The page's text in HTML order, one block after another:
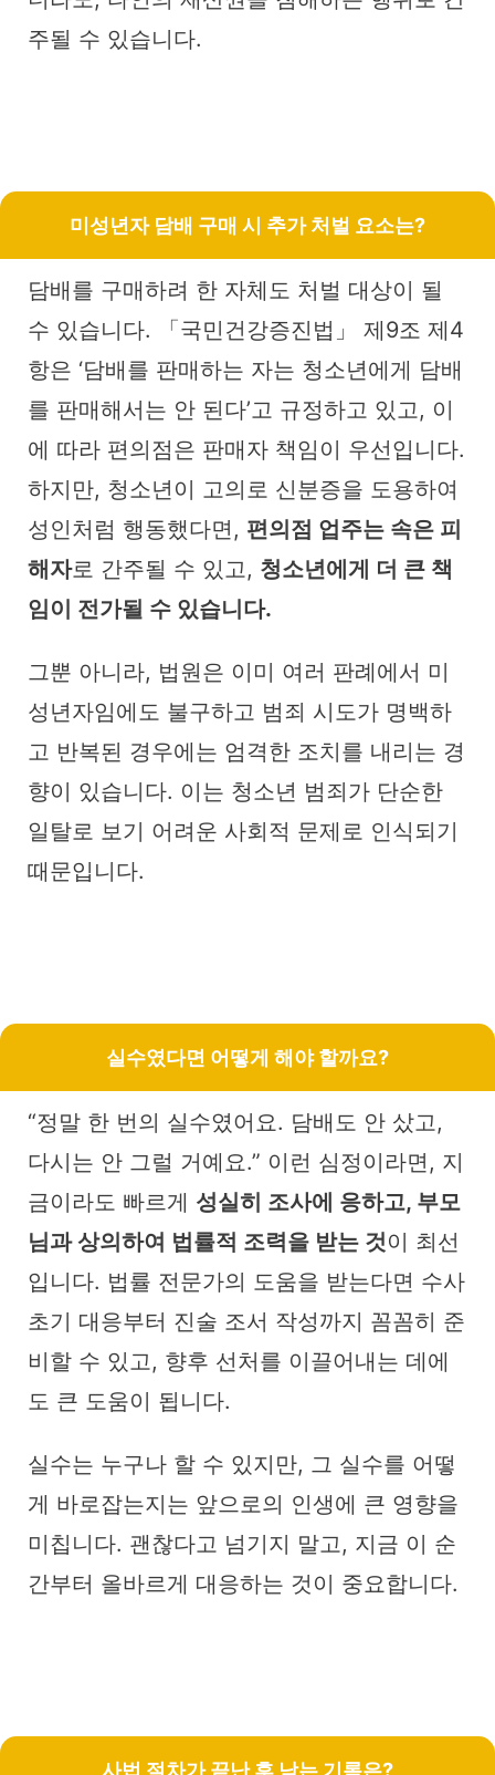
주될 수 있습니다.
미성년자 담배 구매 시 추가 처벌 요소는?
담배를 구매하려 한 자체도 처벌 대상이 될
수 있습니다. 「국민건강증진법」 제9조 제4
항은 ‘담배를 판매하는 자는 청소년에게 담배
를 판매해서는 안 된다’고 규정하고 있고, 이
에 따라 편의점은 판매자 책임이 우선입니다.
하지만, 청소년이 고의로 신분증을 도용하여
성인처럼 행동했다면, 편의점 업주는 속은 피
해자로 간주될 수 있고, 청소년에게 더 큰 책
임이 전가될 수 있습니다.
그뿐 아니라, 법원은 이미 여러 판례에서 미
성년자임에도 불구하고 범죄 시도가 명백하
고 반복된 경우에는 엄격한 조치를 내리는 경
향이 있습니다. 이는 청소년 범죄가 단순한
일탈로 보기 어려운 사회적 문제로 인식되기
때문입니다.
실수였다면 어떻게 해야 할까요?
“정말 한 번의 실수였어요. 담배도 안 샀고,
다시는 안 그럴 거예요.” 이런 심정이라면, 지
금이라도 빠르게 성실히 조사에 응하고, 부모
님과 상의하여 법률적 조력을 받는 것이 최선
입니다. 법률 전문가의 도움을 받는다면 수사
초기 대응부터 진술 조서 작성까지 꼼꼼히 준
비할 수 있고, 향후 선처를 이끌어내는 데에
도 큰 도움이 됩니다.
실수는 누구나 할 수 있지만, 그 실수를 어떻
게 바로잡는지는 앞으로의 인생에 큰 영향을
미칩니다. 괜찮다고 넘기지 말고, 지금 이 순
간부터 올바르게 대응하는 것이 중요합니다.